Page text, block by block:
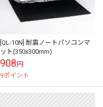
[QL-10N] 耐震ノートパソコンマ
ット(350x300mm)
908円
9ポイント